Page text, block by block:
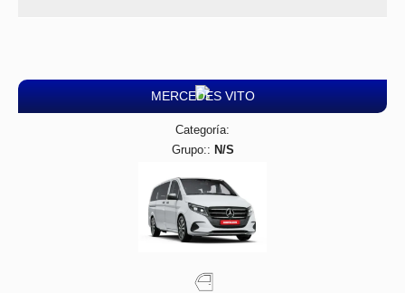
MERCEDES VITO
Categoría:
Grupo:: N/S